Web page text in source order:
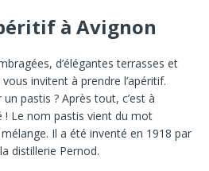
à Avignon
d’élégantes terrasses et
invitent à prendre l’apéritif.
pastis ? Après tout, c’est à
! Le nom pastis vient du mot
Il a été inventé en 1918 par
distillerie Pernod.